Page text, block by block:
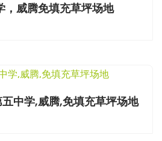
，威腾免填充草坪场地
中学,威腾,免填充草坪场地